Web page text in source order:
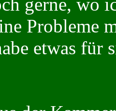
Probleme
etwas für